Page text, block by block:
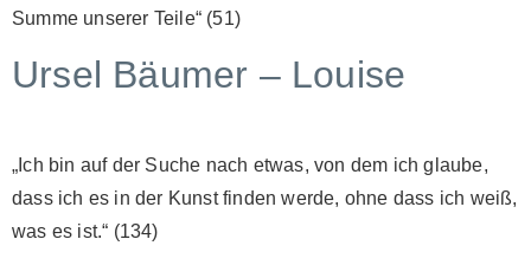
Summe unserer Teile“ (51)
Ursel Bäumer – Louise
„Ich bin auf der Suche nach etwas, von dem ich glaube,
dass ich es in der Kunst finden werde, ohne dass ich weiß,
was es ist.“ (134)